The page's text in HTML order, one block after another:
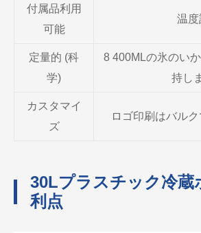
付属品利用
可能
温度
定量的 (科
学)
8 400MLの氷のい
持し
カスタマイ
ズ
ロゴ印刷はバル
30Lプラスチック冷蔵
利点